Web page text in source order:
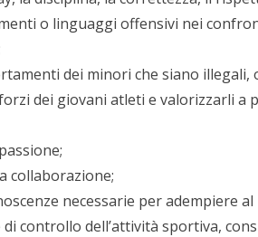
o linguaggi offensivi nei
dei minori che siano
dei giovani atleti e valorizzarli
collaborazione;
necessarie per adempiere
controllo dell’attività sportiva,